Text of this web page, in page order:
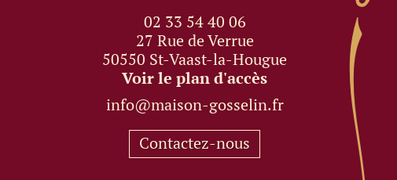
02 33 54 40 06
27 Rue de Verrue
50550 St-Vaast-la-Hougue
Voir le plan d'accès
info@maison-gosselin.fr
Contactez-nous